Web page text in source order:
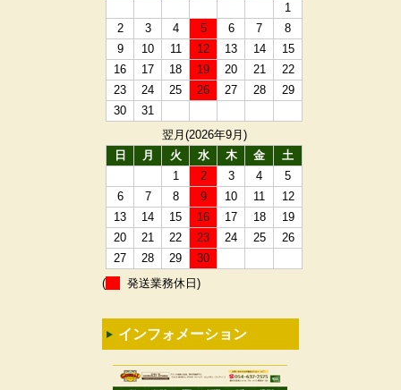
1
2
3 4 5 6 7
8
9
10 11 12 13 14
15
16
17 18 19 20 21
22
23
24 25 26 27 28
29
30
31
翌月(2026年9月)
日
月 火 水 木 金
土
1
2 3 4
5
6
7 8 9 10 11
12
13
14 15 16 17 18
19
20
21 22 23 24 25
26
27
28 29
30
(
発送業務休日)
インフォメーション